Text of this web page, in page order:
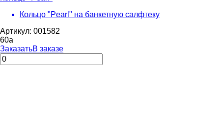
Кольцо "Pearl" на банкетную салфтеку
Артикул: 001582
60a
ЗаказатьВ заказе